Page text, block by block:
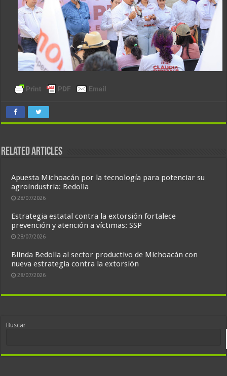
Related Articles
Apuesta Michoacán por la tecnología para potenciar su
agroindustria: Bedolla
28/07/2026
Estrategia estatal contra la extorsión fortalece
prevención y atención a víctimas: SSP
28/07/2026
Blinda Bedolla al sector productivo de Michoacán con
nueva estrategia contra la extorsión
28/07/2026
Buscar